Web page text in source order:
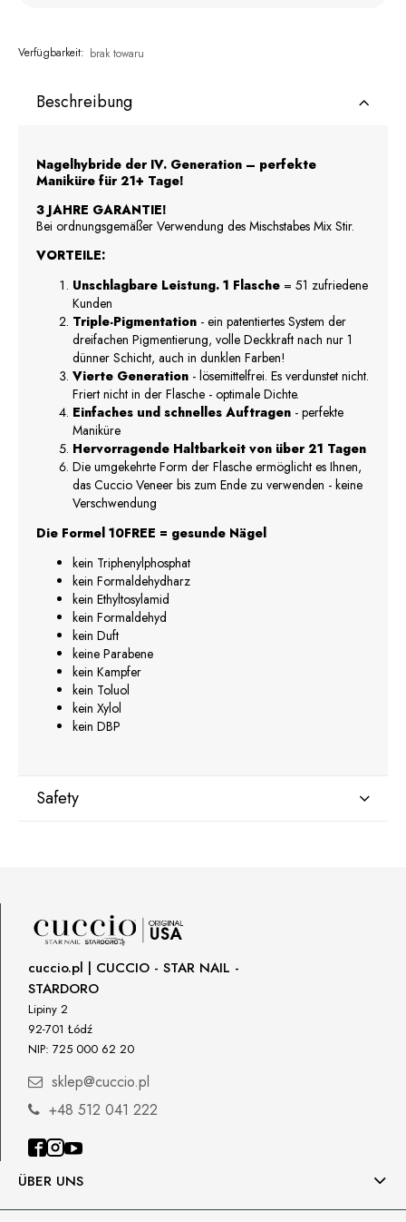
Verfügbarkeit: brak towaru
Beschreibung
Nagelhybride der IV. Generation – perfekte
Maniküre für 21+ Tage!
3 JAHRE GARANTIE!
Bei ordnungsgemäßer Verwendung des Mischstabes Mix Stir.
VORTEILE:
Unschlagbare Leistung. 1 Flasche = 51 zufriedene
Kunden
Triple-Pigmentation - ein patentiertes System der
dreifachen Pigmentierung, volle Deckkraft nach nur 1
dünner Schicht, auch in dunklen Farben!
Vierte Generation - lösemittelfrei. Es verdunstet nicht.
Friert nicht in der Flasche - optimale Dichte.
Einfaches und schnelles Auftragen - perfekte
Maniküre
Hervorragende Haltbarkeit von über 21 Tagen
Die umgekehrte Form der Flasche ermöglicht es Ihnen,
das Cuccio Veneer bis zum Ende zu verwenden - keine
Verschwendung
Die Formel 10FREE = gesunde Nägel
kein Triphenylphosphat
kein Formaldehydharz
kein Ethyltosylamid
kein Formaldehyd
kein Duft
keine Parabene
kein Kampfer
kein Toluol
kein Xylol
kein DBP
Safety
29120 Avenue Paine, Stany Zjednoczone
lcenteno@cuccio.com
800 762 6245
Responsible person in the EU
Petar Bangeev
Chakalitsa 2A
+359887430661
Importer
P.H. NEXT Maciej Wojnarowski
ÜBER UNS
cuccio.pl | CUCCIO - STAR NAIL -
STARDORO
Lipiny 2
92-701 Łódź
NIP: 725 000 62 20
sklep@cuccio.pl
+48 512 041 222